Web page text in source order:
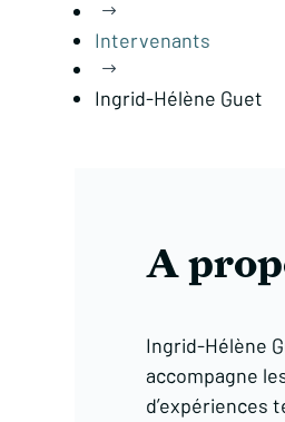
$
Intervenants
$
Ingrid-Hélène Guet
A
Ingrid-Hélène
accompagne
d’expériences